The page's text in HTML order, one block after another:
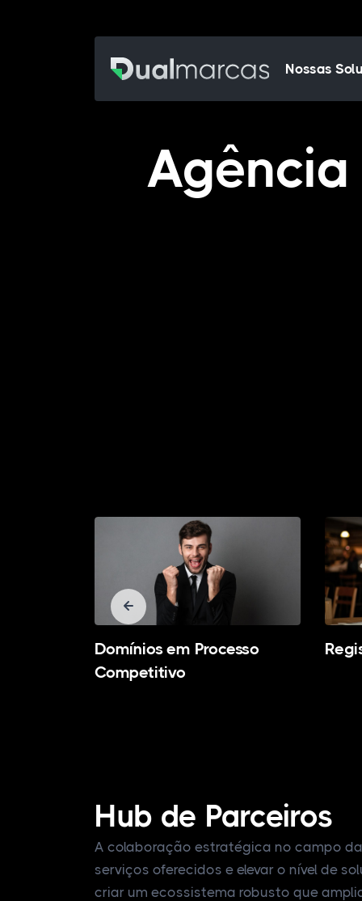
Nossas
Domínios em Processo
Competitivo
Hub de Parceiros
A colaboração estratégica no campo
serviços oferecidos e elevar o nível de
criar um ecossistema robusto que